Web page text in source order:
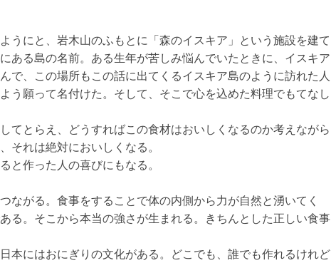
うにと、岩木山のふもとに「森のイスキア」という施設を建て
ある島の名前。ある生年が苦しみ悩んでいたときに、イスキア
で、この場所もこの話に出てくるイスキア島のように訪れた人
う願って名付けた。そして、そこで心を込めた料理でもてなし
てとらえ、どうすればこの食材はおいしくなるのか考えながら
それは絶対においしくなる。
と作った人の喜びにもなる。
ながる。食事をすることで体の内側から力が自然と湧いてく
る。そこから本当の強さが生まれる。きちんとした正しい食事
本にはおにぎりの文化がある。どこでも、誰でも作れるけれど